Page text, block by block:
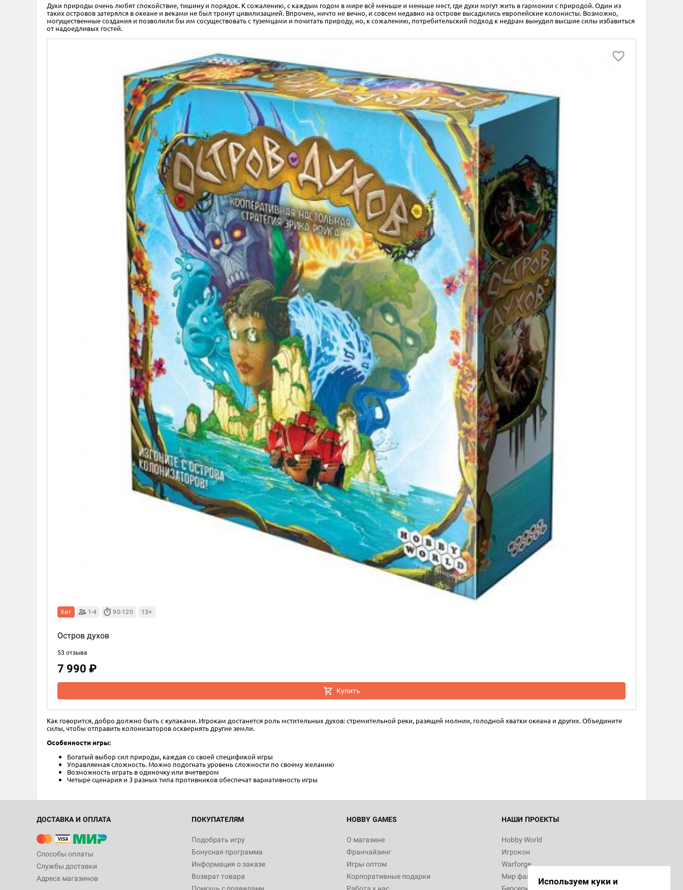
Духи природы очень любят спокойствие, тишину и порядок. К сожалению, с каждым годом в мире всё меньше и меньше мест, где духи могут жить в гармонии с природой. Один из
таких островов затерялся в океане и веками не был тронут цивилизацией. Впрочем, ничто не вечно, и совсем недавно на острове высадились европейские колонисты. Возможно,
могущественные создания и позволили бы им сосуществовать с туземцами и почитать природу, но, к сожалению, потребительский подход к недрам вынудил высшие силы избавиться
от надоедливых гостей.
Хит 1-4 90-120 13+
Остров духов
53 отзыва
7 990 ₽
Купить
Как говорится, добро должно быть с кулаками. Игрокам достанется роль мстительных духов: стремительной реки, разящей молнии, голодной хватки океана и других. Объедините
силы, чтобы отправить колонизаторов осквернять другие земли.
Особенности игры:
Богатый выбор сил природы, каждая со своей спецификой игры
Управляемая сложность. Можно подогнать уровень сложности по своему желанию
Возможность играть в одиночку или вчетвером
Четыре сценария и 3 разных типа противников обеспечат вариативность игры
ДОСТАВКА И ОПЛАТА
Способы оплаты
Службы доставки
Адреса магазинов
ПОКУПАТЕЛЯМ
Подобрать игру
Бонусная программа
Информация о заказе
Возврат товара
HOBBY GAMES
О магазине
Франчайзинг
Игры оптом
Корпоративные подарки
НАШИ ПРОЕКТЫ
Hobby World
Игрокон
Warforge
Мир фантастикиИспользуем куки и